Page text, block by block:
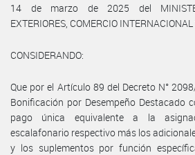
14 de marzo de 2025 del
EXTERIORES, COMERCIO INTERNACIONAL
CONSIDERANDO:
Que por el Artículo 89 del Decreto N°
Bonificación por Desempeño Destacado
pago única equivalente a la
escalafonario respectivo más los
y los suplementos por función